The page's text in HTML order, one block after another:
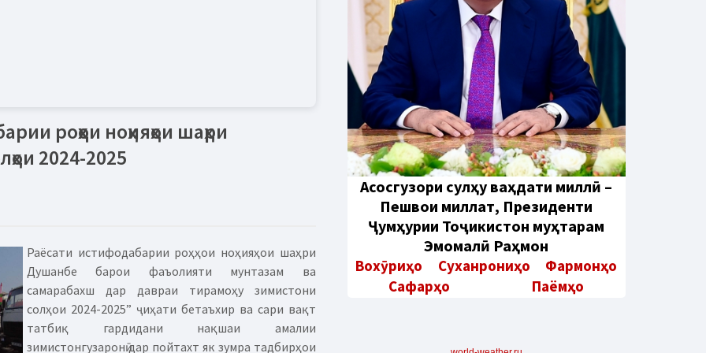
роҳҳои ноҳияҳои шаҳри
2024-2025
Раёсати истифодабарии роҳҳои ноҳияҳои шаҳри
Душанбе барои фаъолияти мунтазам ва
самарабахш дар давраи тирамоҳу зимистони
солҳои 2024-2025” ҷиҳати бетаъхир ва сари вақт
татбиқ гардидани нақшаи амалии
зимистонгузаронӣ дар пойтахт як зумра тадбирҳои
Aсосгузори сулҳу ваҳдати миллӣ –
Пешвои миллат, Президенти
Ҷумҳурии Тоҷикистон муҳтарам
Эмомалӣ Раҳмон
Вохӯриҳо Суханрониҳо
Фармонҳо
Сафарҳо
Паёмҳо